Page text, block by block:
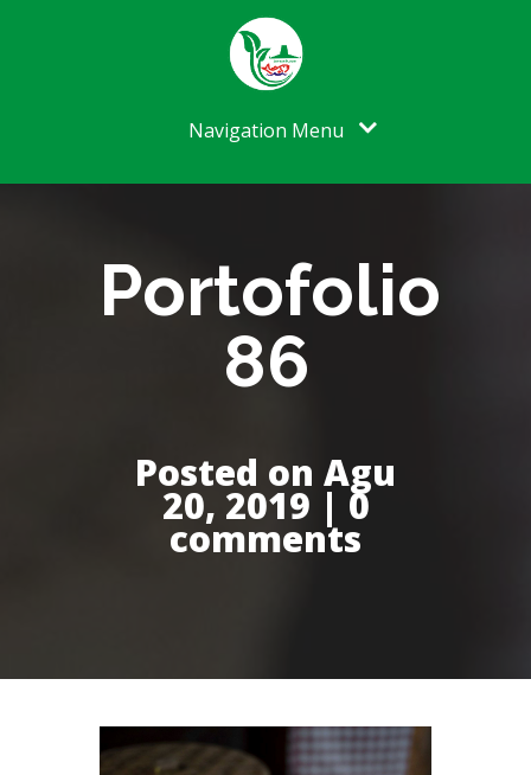
Navigation Menu
Portofolio
86
Posted on Agu
20, 2019 | 0
comments